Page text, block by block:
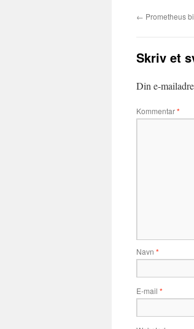
← Prometheus
Skriv et
Din e-
Kommentar*
Navn *
E-mail *